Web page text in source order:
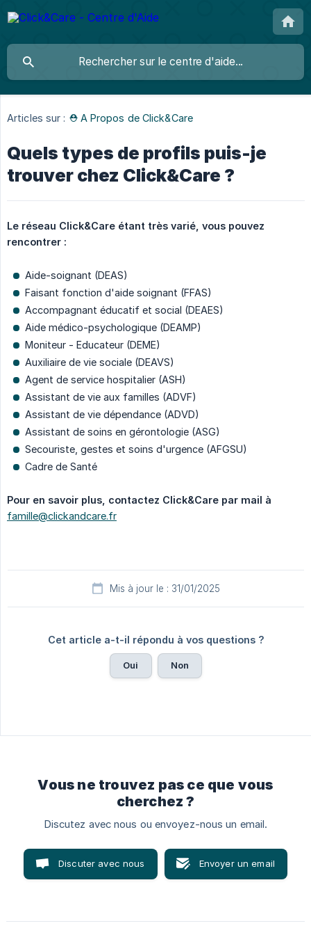
Articles sur : ⛑ A Propos de Click&Care
Quels types de profils puis-je
trouver chez Click&Care ?
Le réseau Click&Care étant très varié, vous pouvez
rencontrer :
Aide-soignant (DEAS)
Faisant fonction d'aide soignant (FFAS)
Accompagnant éducatif et social (DEAES)
Aide médico-psychologique (DEAMP)
Moniteur - Educateur (DEME)
Auxiliaire de vie sociale (DEAVS)
Agent de service hospitalier (ASH)
Assistant de vie aux familles (ADVF)
Assistant de vie dépendance (ADVD)
Assistant de soins en gérontologie (ASG)
Secouriste, gestes et soins d'urgence (AFGSU)
Cadre de Santé
Pour en savoir plus, contactez Click&Care par mail à
famille@clickandcare.fr
Mis à jour le : 31/01/2025
Cet article a-t-il répondu à vos questions ?
Oui Non
Vous ne trouvez pas ce que vous
cherchez ?
Discutez avec nous ou envoyez-nous un email.
Discuter avec nous Envoyer un email